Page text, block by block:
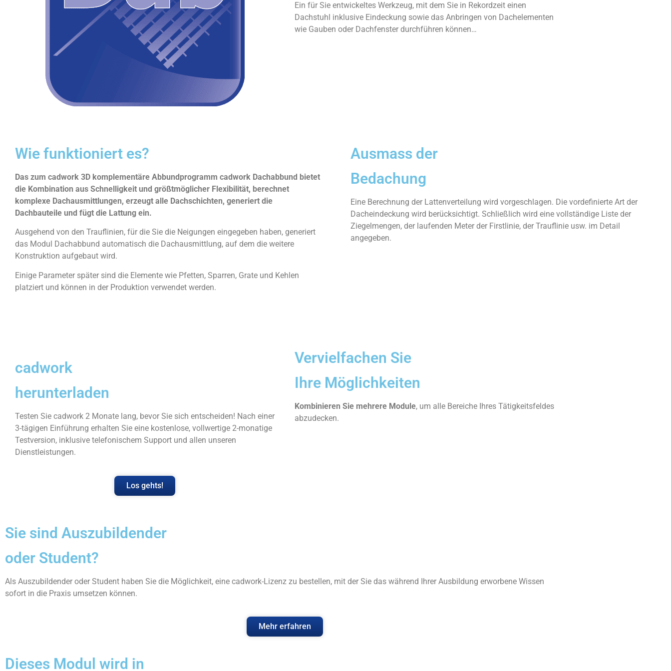
Ein für Sie entwickeltes Werkzeug, mit dem Sie in Rekordzeit einen
Dachstuhl inklusive Eindeckung sowie das Anbringen von Dachelementen
wie Gauben oder Dachfenster durchführen können…
Wie funktioniert es?
Das zum cadwork 3D komplementäre Abbundprogramm cadwork Dachabbund bietet
die Kombination aus Schnelligkeit und größtmöglicher Flexibilität, berechnet
komplexe Dachausmittlungen, erzeugt alle Dachschichten, generiert die
Dachbauteile und fügt die Lattung ein.
Ausgehend von den Trauflinien, für die Sie die Neigungen eingegeben haben, generiert
das Modul Dachabbund automatisch die Dachausmittlung, auf dem die weitere
Konstruktion aufgebaut wird.
Einige Parameter später sind die Elemente wie Pfetten, Sparren, Grate und Kehlen
platziert und können in der Produktion verwendet werden.
Ausmass der
Bedachung
Eine Berechnung der Lattenverteilung wird vorgeschlagen. Die vordefinierte Art der
Dacheindeckung wird berücksichtigt. Schließlich wird eine vollständige Liste der
Ziegelmengen, der laufenden Meter der Firstlinie, der Trauflinie usw. im Detail
angegeben.
cadwork
herunterladen
Testen Sie cadwork 2 Monate lang, bevor Sie sich entscheiden! Nach einer
3-tägigen Einführung erhalten Sie eine kostenlose, vollwertige 2-monatige
Testversion, inklusive telefonischem Support und allen unseren
Dienstleistungen.
Los gehts!
Vervielfachen Sie
Ihre Möglichkeiten
Kombinieren Sie mehrere Module, um alle Bereiche Ihres Tätigkeitsfeldes
abzudecken.
Sie sind Auszubildender
oder Student?
Als Auszubildender oder Student haben Sie die Möglichkeit, eine cadwork-Lizenz zu bestellen, mit der Sie das während Ihrer Ausbildung erworbene Wissen
sofort in die Praxis umsetzen können.
Mehr erfahren
Dieses Modul wird in